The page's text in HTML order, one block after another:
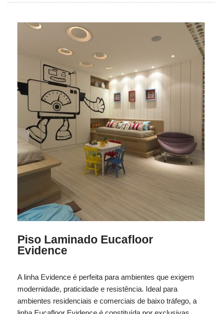
Piso Laminado Eucafloor
Evidence
A linha Evidence é perfeita para ambientes que exigem
modernidade, praticidade e resistência. Ideal para
ambientes residenciais e comerciais de baixo tráfego, a